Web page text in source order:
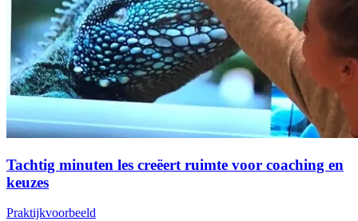
Tachtig minuten les creëert ruimte voor coaching en
keuzes
Praktijkvoorbeeld